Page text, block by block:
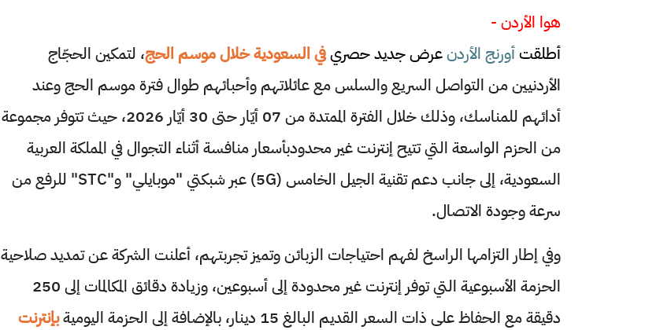
هوا الأردن -
أطلقتأورنج الأردنعرض جديد حصريفي السعودية خلال موسم الحج، لتمكين الحجّاج
الأردنيين من التواصل السريع والسلس مع عائلاتهم وأحبائهم طوال فترة موسم الحج وعند
أدائهم للمناسك، وذلك خلال الفترة الممتدة من 07 أيّار حتى 30 أيّار 2026، حيث تتوفر مجموعة
من الحزم الواسعة التي تتيح إنترنت غير محدودبأسعار منافسة أثناء التجوال في المملكة العربية
السعودية، إلى جانب دعم تقنية الجيل الخامس (5G) عبر شبكتي "موبايلي" و"STC" للرفع من
سرعة وجودة الاتصال.
وفي إطار التزامها الراسخ لفهم احتياجات الزبائن وتميز تجربتهم، أعلنت الشركة عن تمديد صلاحية
الحزمة الأسبوعية التي توفر إنترنت غير محدودة إلى أسبوعين، وزيادة دقائق المكالمات إلى 250
دقيقة مع الحفاظ على ذات السعر القديم البالغ 15 دينار، بالإضافة إلى الحزمة اليومية
بإنترنت